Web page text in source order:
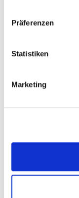
Präferenzen
Statistiken
Marketing